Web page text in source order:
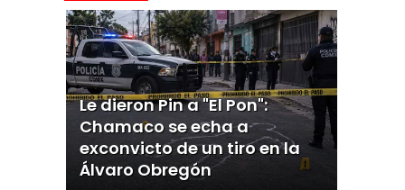
Le dieron Pin a "El Pon":
Chamaco se echa a
exconvicto de un tiro en la
Álvaro Obregón